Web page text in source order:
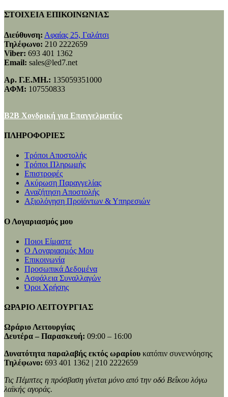
ΣΤΟΙΧΕΙΑ ΕΠΙΚΟΙΝΩΝΙΑΣ
Διεύθυνση: Αφαίας 25, Γαλάτσι
Τηλέφωνο: 210 2222659
Viber: 693 401 1362
Email: sales@led7.net
Αρ. Γ.Ε.ΜΗ.: 135059351000
ΑΦΜ: 107550833
B2B Χονδρική για Επαγγελματίες
ΠΛΗΡΟΦΟΡΙΕΣ
Τρόποι Αποστολής
Τρόποι Πληρωμής
Επιστροφές
Ακύρωση Παραγγελίας
Αναζήτηση Αποστολής
Αξιολόγηση Προϊόντων & Υπηρεσιών
Ο Λογαριασμός μου
Ποιοι Είμαστε
Ο Λογαριασμός Μου
Επικοινωνία
Προσωπικά Δεδομένα
Ασφάλεια Συναλλαγών
Όροι Χρήσης
ΩΡΑΡΙΟ ΛΕΙΤΟΥΡΓΙΑΣ
Ωράριο Λειτουργίας
Δευτέρα – Παρασκευή: 09:00 – 16:00
Δυνατότητα παραλαβής εκτός ωραρίου κατόπιν συνεννόησης
Τηλέφωνο: 693 401 1362 | 210 2222659
Τις Πέμπτες η πρόσβαση γίνεται μόνο από την οδό Βεΐκου λόγω
λαϊκής αγοράς.